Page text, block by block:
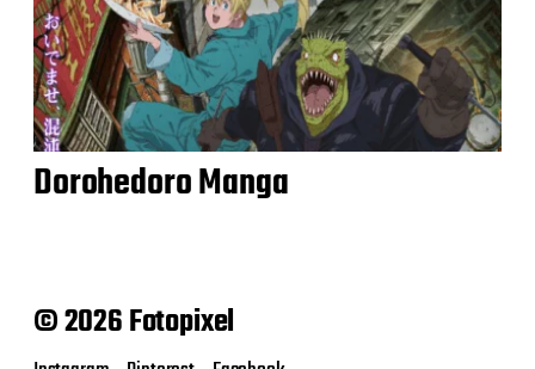
Dorohedoro Manga
© 2026 Fotopixel